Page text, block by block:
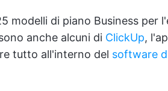
modelli di piano Business per
anche alcuni di ClickUp,
tutto all'interno del software